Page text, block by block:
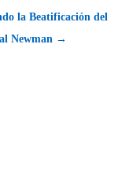
la Beatificación del
Newman →